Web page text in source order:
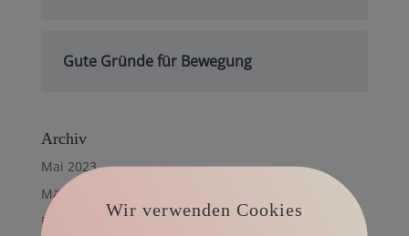
Gute Gründe für Bewegung
Archiv
Mai 2023
März 2023
Februar 2023
Wir verwenden Cookies